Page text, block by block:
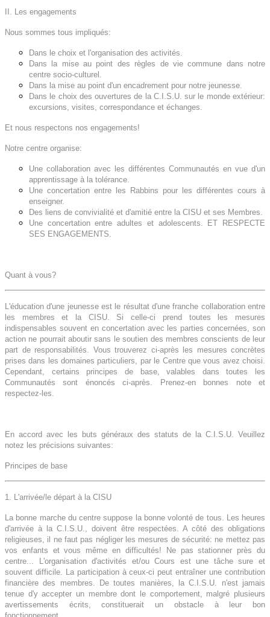
II. Les engagements
Nous sommes tous impliqués:
Dans le choix et l'organisation des activités.
Dans la mise au point des règles de vie commune dans notre
centre socio-culturel.
Dans la mise au point d'un encadrement pour notre jeunesse.
Dans le choix des ouvertures de la C.I.S.U. sur le monde extérieur:
excursions, visites, correspondance et échanges.
Et nous respectons nos engagements!
Notre centre organise:
Une collaboration avec les différentes Communautés en vue d'un
apprentissage à la tolérance.
Une concertation entre les Rabbins pour les différentes cours à
enseigner.
Des liens de convivialité et d'amitié entre la CISU et ses Membres.
Une concertation entre adultes et adolescents. ET RESPECTE
SES ENGAGEMENTS.
Quant à vous?
L'éducation d'une jeunesse est le résultat d'une franche collaboration entre
les membres et la CISU. Si celle-ci prend toutes les mesures
indispensables souvent en concertation avec les parties concernées, son
action ne pourrait aboutir sans le soutien des membres conscients de leur
part de responsabilités. Vous trouverez ci-après les mesures concrètes
prises dans les domaines particuliers, par le Centre que vous avez choisi.
Cependant, certains principes de base, valables dans toutes les
Communautés sont énoncés ci-après. Prenez-en bonnes note et
respectez-les.
En accord avec les buts généraux des statuts de la C.I.S.U. Veuillez
notez les précisions suivantes:
Principes de base
1. L'arrivée/le départ à la CISU
La bonne marche du centre suppose la bonne volonté de tous. Les heures
d'arrivée à la C.I.S.U., doivent être respectées. A côté des obligations
religieuses, il ne faut pas négliger les mesures de sécurité: ne mettez pas
vos enfants et vous même en difficultés! Ne pas stationner près du
centre... L'organisation d'activités et/ou Cours est une tâche sure et
souvent difficile. La participation à ceux-ci peut entraîner une contribution
financière des membres. De toutes manières, la C.I.S.U. n'est jamais
tenue d'y accepter un membre dont le comportement, malgré plusieurs
avertissements écrits, constituerait un obstacle à leur bon